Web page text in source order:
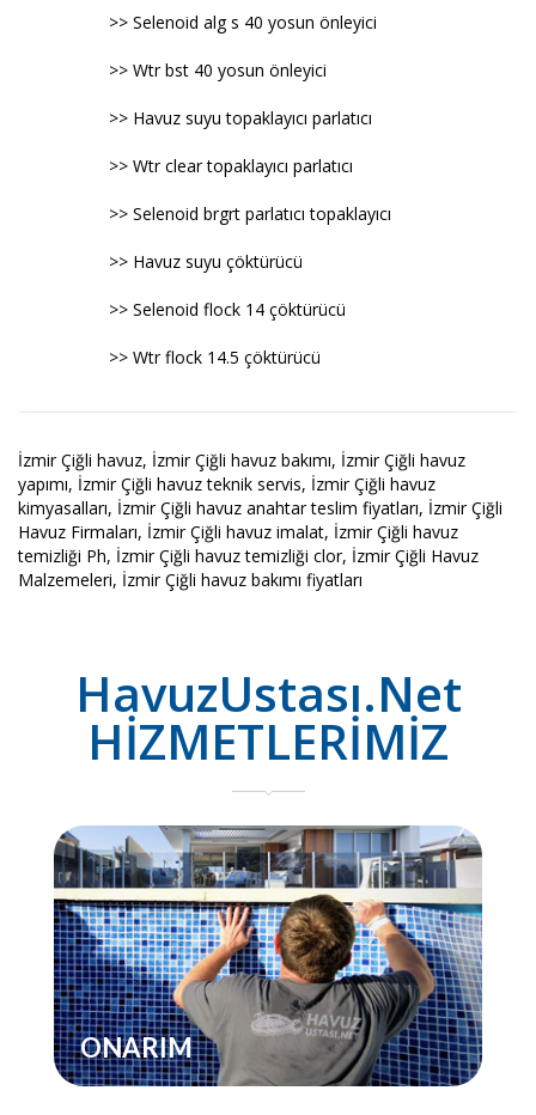
>> Selenoid alg s 40 yosun önleyici
>> Wtr bst 40 yosun önleyici
>> Havuz suyu topaklayıcı parlatıcı
>> Wtr clear topaklayıcı parlatıcı
>> Selenoid brgrt parlatıcı topaklayıcı
>> Havuz suyu çöktürücü
>> Selenoid flock 14 çöktürücü
>> Wtr flock 14.5 çöktürücü
İzmir Çiğli havuz, İzmir Çiğli havuz bakımı, İzmir Çiğli havuz
yapımı, İzmir Çiğli havuz teknik servis, İzmir Çiğli havuz
kimyasalları, İzmir Çiğli havuz anahtar teslim fiyatları, İzmir Çiğli
Havuz Firmaları, İzmir Çiğli havuz imalat, İzmir Çiğli havuz
temizliği Ph, İzmir Çiğli havuz temizliği clor, İzmir Çiğli Havuz
Malzemeleri, İzmir Çiğli havuz bakımı fiyatları
HavuzUstası.Net
HİZMETLERİMİZ
ONARIM